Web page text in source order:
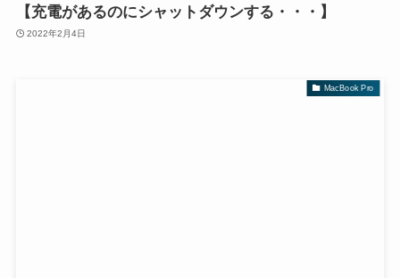
【充電があるのにシャットダウンする・・・】
2022年2月4日
MacBook Pro